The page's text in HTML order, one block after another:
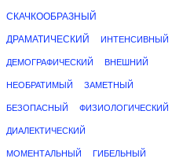
СКАЧКООБРАЗНЫЙ
ДРАМАТИЧЕСКИЙ ИНТЕНСИВНЫЙ
ДЕМОГРАФИЧЕСКИЙ ВНЕШНИЙ
НЕОБРАТИМЫЙ ЗАМЕТНЫЙ
БЕЗОПАСНЫЙ ФИЗИОЛОГИЧЕСКИЙ
ДИАЛЕКТИЧЕСКИЙ
МОМЕНТАЛЬНЫЙ ГИБЕЛЬНЫЙ